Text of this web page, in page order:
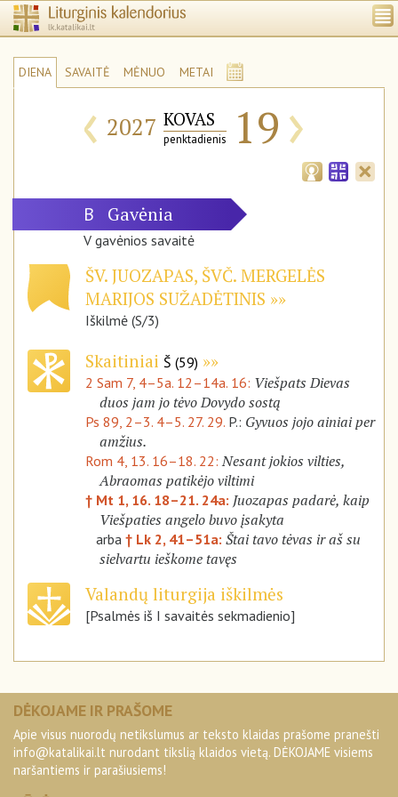
DIENA SAVAITĖ MĖNUO METAI
‹ 2027 KOVAS
penktadienis 19 ›
B Gavėnia
V gavėnios savaitė
ŠV. JUOZAPAS, ŠVČ. MERGELĖS
MARIJOS SUŽADĖTINIS
Iškilmė (S/3)
Skaitiniai Š (59)
2 Sam 7, 4–5a. 12–14a. 16: Viešpats Dievas
duos jam jo tėvo Dovydo sostą
Ps 89, 2–3. 4–5. 27. 29. P.: Gyvuos jojo ainiai per
amžius.
Rom 4, 13. 16–18. 22:Nesant jokios vilties,
Abraomas patikėjo viltimi
† Mt 1, 16. 18–21. 24a: Juozapas padarė, kaip
Viešpaties angelo buvo įsakyta
arba † Lk 2, 41–51a: Štai tavo tėvas ir aš su
sielvartu ieškome tavęs
Valandų liturgija iškilmės
[Psalmės iš I savaitės sekmadienio]
DĖKOJAME IR PRAŠOME
Apie visus nuorodų netikslumus ar teksto klaidas prašome pranešti
info@katalikai.lt nurodant tikslią klaidos vietą. DĖKOJAME visiems
naršantiems ir parašiusiems!